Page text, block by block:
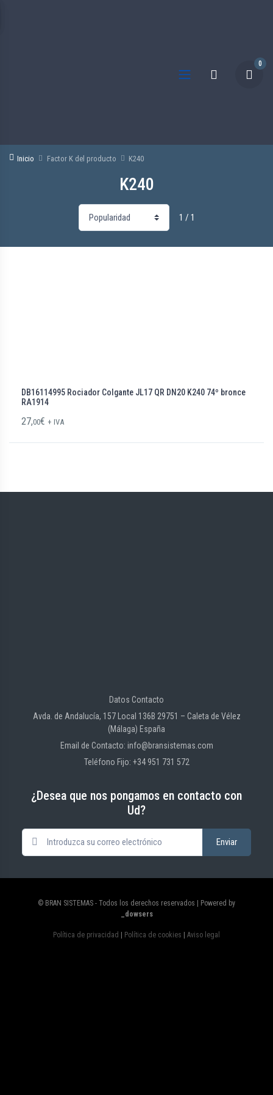
0
Inicio Factor K del producto K240
K240
1 / 1
DB16114995 Rociador Colgante JL17 QR DN20 K240 74º bronce
RA1914
27,00€ + IVA
Datos Contacto
Avda. de Andalucía, 157 Local 136B 29751 – Caleta de Vélez
(Málaga) España
Email de Contacto: info@bransistemas.com
Teléfono Fijo: +34 951 731 572
¿Desea que nos pongamos en contacto con
Ud?
© BRAN SISTEMAS - Todos los derechos reservados | Powered by
_dowsers
Política de privacidad | Política de cookies | Aviso legal